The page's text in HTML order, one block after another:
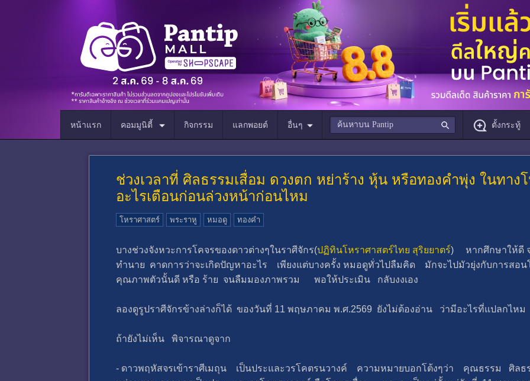
หน้าแรก คอมมูนิตี้ กิจกรรม แลกพอยต์ อื่นๆ ตั้งกระทู้
ช่วงเวลาที่ ศิลธรรมเสื่อม ดวงตก หย่าร้าง หุ้น หรือทองคำพุ่ง ในทาง
อะไรเตือนก่อนล่วงหน้าก่อนไหม
โหราศาสตร์ พระราหู หมอดู ทองคำ
บางช่วงจังหวะการโคจรของดาวต่างๆในราศีจักร(ปฏิทินโหราศาสตร์ไทย สุริยยาตร์) หากศึกษาให้ดี จ
ทำนาย คาดการว่าจะเกิดปัญหาอะไร เพียงแต่บางครั้ง หมอดูทั่วไปลืมคิด มักจะไปมัวยุ่งกับการส
คุณภาพตัวนั้นดี หรือ ร้าย จนลืมมองภาพรวม พอให้ประเมิน กลับงงเอง
ลองดูรูปราศีจักรข้างล่างก็ได้ ของวันที่ 11 พฤษภาคม พ.ศ.2569 ยังไม่ต้องอ่าน ว่ามีอะไรที่แปลกไหม
ถ้ายังไม่เห็น พิจารณาดูจาก
- ดาวพฤหัสจรเข้าราศีเมถุน เป็นประและวรโคตรนวางค์ ความหมายบอกโต้งๆว่า คุณธรรม ศิลธ